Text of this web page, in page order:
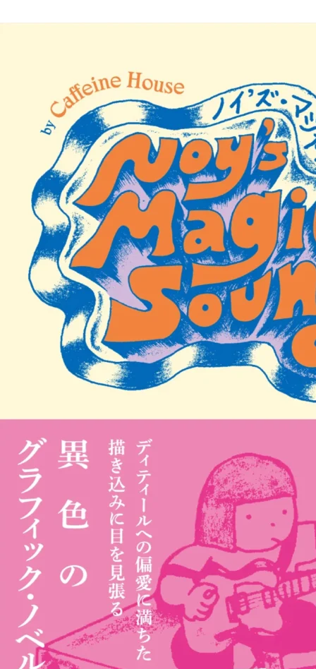
カレーが好き
私と店のはなし
今月の京みやげ
京都の書店
CULTURE
すべて
関西で開催。
おすすめの展覧会
誠光社で選びました。
おすすめの本
紹介します。
おすすめのイベント